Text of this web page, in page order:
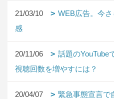
21/03/10
WEB広告。今
感
20/11/06
話題のYouTube
視聴回数を増やすには？
20/04/07
緊急事態宣言で